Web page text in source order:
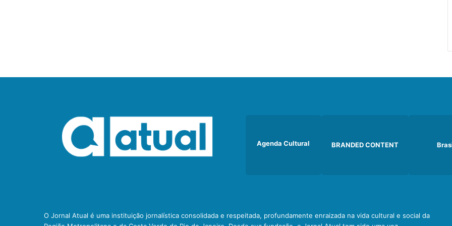
Agenda Cultural BRANDED CONTENT
O Jornal Atual é uma instituição jornalística consolidada e respeitada, profundamente enraizada na vida cultural e social da